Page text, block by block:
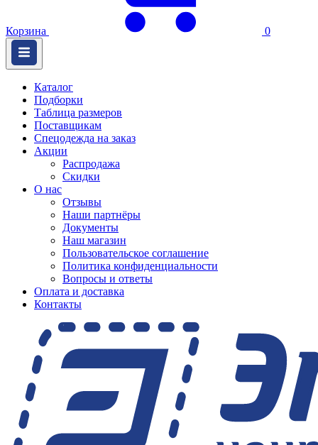
Корзина 0
Каталог
Подборки
Таблица размеров
Поставщикам
Спецодежда на заказ
Акции
Распродажа
Скидки
О нас
Отзывы
Наши партнёры
Документы
Наш магазин
Пользовательское соглашение
Политика конфиденциальности
Вопросы и ответы
Оплата и доставка
Контакты